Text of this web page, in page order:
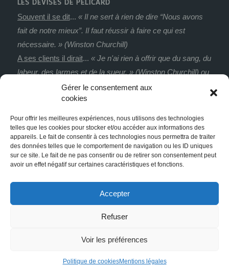
Gérer le consentement aux
cookies
Pour offrir les meilleures expériences, nous utilisons des technologies
telles que les cookies pour stocker et/ou accéder aux informations des
appareils. Le fait de consentir à ces technologies nous permettra de traiter
des données telles que le comportement de navigation ou les ID uniques
sur ce site. Le fait de ne pas consentir ou de retirer son consentement peut
avoir un effet négatif sur certaines caractéristiques et fonctions.
Accepter
Refuser
Voir les préférences
Politique de cookiesMentions légales
Souvent il se dit... « Il ne sert à rien de dire “Nous avons
fait de notre mieux”. Il faut réussir à faire ce qui est
nécessaire. » (Winston Churchill)
A ses clients il dirait... « Je n'ai rien à offrir que du sang, du
labeur, des larmes et de la sueur. » (Winston Churchill) ou
« Dans le noir, toutes les couleurs s’accordent. » (Francis
...
d’avis. Pourvu que ce soit dans le bon sens. » (Winston
Churchill)
La satisfaction ultime...« Il y a des jours où je pense que
je vais mourir d'une overdose d'autosatisfaction. »
(Salvador Dali)
spécialisé Luxe et Tourisme -Mentions légales